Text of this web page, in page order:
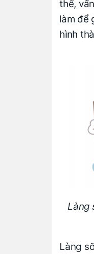
thể,
làm để
hình
Làng
Làng